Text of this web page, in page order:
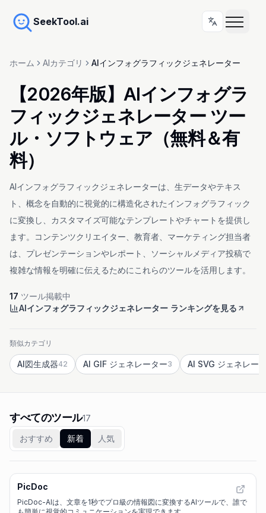
SeekTool.ai
ホーム AIカテゴリ AIインフォグラフィックジェネレーター
【2026年版】AIインフォグラ
フィックジェネレーター ツー
ル・ソフトウェア（無料＆有
料）
AIインフォグラフィックジェネレーターは、生データやテキス
ト、概念を自動的に視覚的に構造化されたインフォグラフィック
に変換し、カスタマイズ可能なテンプレートやチャートを提供し
ます。コンテンツクリエイター、教育者、マーケティング担当者
は、プレゼンテーションやレポート、ソーシャルメディア投稿で
複雑な情報を明確に伝えるためにこれらのツールを活用します。
17 ツール掲載中
AIインフォグラフィックジェネレーター ランキングを見る
類似カテゴリ
AI図生成器42 AI GIF ジェネレーター3 AI SVG ジェネレー
すべてのツール17
おすすめ
新着 人気
PicDoc
PicDoc-AIは、文章を1秒でプロ級の情報図に変換するAIツールで、誰で